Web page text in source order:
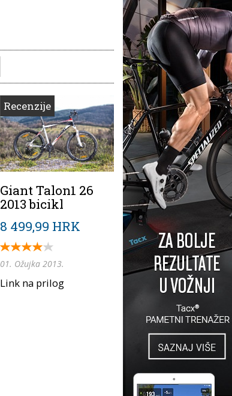
Recenzije
Giant Talon1 26
2013 bicikl
8 499,99 HRK
01. Ožujka 2013.
Link na prilog